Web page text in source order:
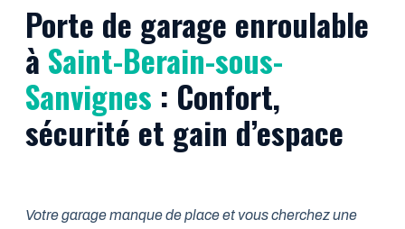
Porte de garage enroulable
à Saint-Berain-sous-
Sanvignes : Confort,
sécurité et gain d’espace
Votre garage manque de place et vous cherchez une